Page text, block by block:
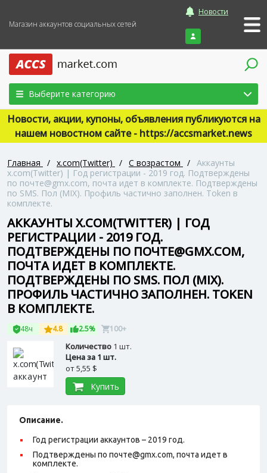
Магазин аккаунтов социальных сетей
Новости
Войти
Выберите категорию
Новости, акции, купоны, объявления публикуются на
нашем новостном сайте - https://accsmarket.news
Главная / x.com(Twitter) / С возрастом / Аккаунты
x.com(Twitter) | Год регистрации - 2019 год. Подтверждены
по почте@gmx.com, почта идет в комплекте. Подтверждены
по SMS. Пол (MIX). Профиль частично заполнен. Token в
комплекте.
АККАУНТЫ X.COM(TWITTER) | ГОД
РЕГИСТРАЦИИ - 2019 ГОД.
ПОДТВЕРЖДЕНЫ ПО ПОЧТЕ@GMX.COM,
ПОЧТА ИДЕТ В КОМПЛЕКТЕ.
ПОДТВЕРЖДЕНЫ ПО SMS. ПОЛ (MIX).
ПРОФИЛЬ ЧАСТИЧНО ЗАПОЛНЕН. TOKEN
В КОМПЛЕКТЕ.
48ч 4.8 2.5% 100+
Количество 1 шт.
Цена за 1 шт.
от5,55 $
Купить
Описание.
Год регистрации аккаунтов – 2019 год.
Подтверждены по почте@gmx.com, почта идет в
комплекте.